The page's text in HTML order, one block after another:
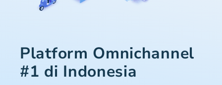
Platform Omnichannel
#1 di Indonesia